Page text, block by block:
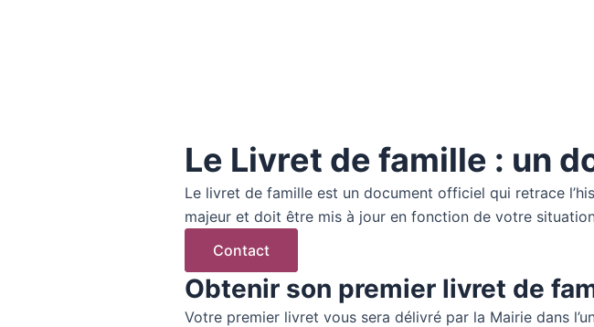
Le Livret de famille : un
Le livret de famille est un document officiel qui retrace
majeur et doit être mis à jour en fonction de votre
Contact
Obtenir son premier livret de
Votre premier livret vous sera délivré par la Mairie dans